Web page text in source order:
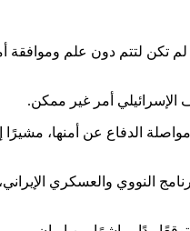
تكن لتتم دون علم وموافقة
الإسرائيلي أمر غير ممكن.
الدفاع عن أمنها،
النووي والعسكري